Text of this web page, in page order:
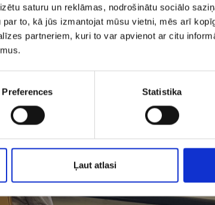
saturu un reklāmas, nodrošinātu sociālo
to, kā jūs izmantojat mūsu vietni, mēs arī
partneriem, kuri to var apvienot ar citu
Preferences Statistika
Ļaut atlasi